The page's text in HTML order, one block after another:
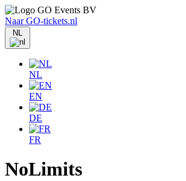
Naar GO-tickets.nl
NL
NL
EN
DE
FR
NoLimits